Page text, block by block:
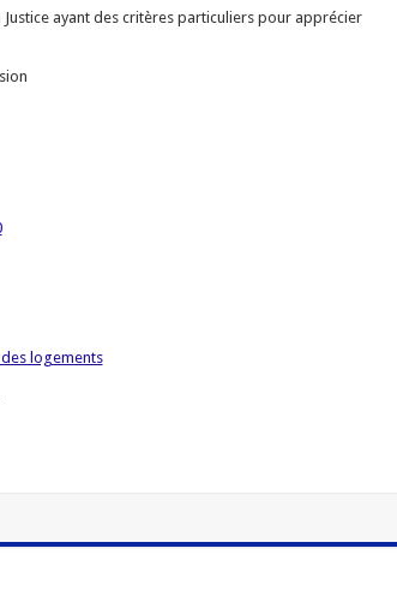
ayant des critères particuliers pour apprécier
logements